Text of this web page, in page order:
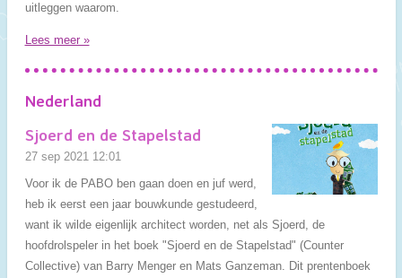
uitleggen waarom.
Lees meer »
Nederland
Sjoerd en de Stapelstad
27 sep 2021 12:01
Voor ik de PABO ben gaan doen en juf werd,
heb ik eerst een jaar bouwkunde gestudeerd,
want ik wilde eigenlijk architect worden, net als Sjoerd, de
hoofdrolspeler in het boek "Sjoerd en de Stapelstad" (Counter
Collective) van Barry Menger en Mats Ganzeman. Dit prentenboek